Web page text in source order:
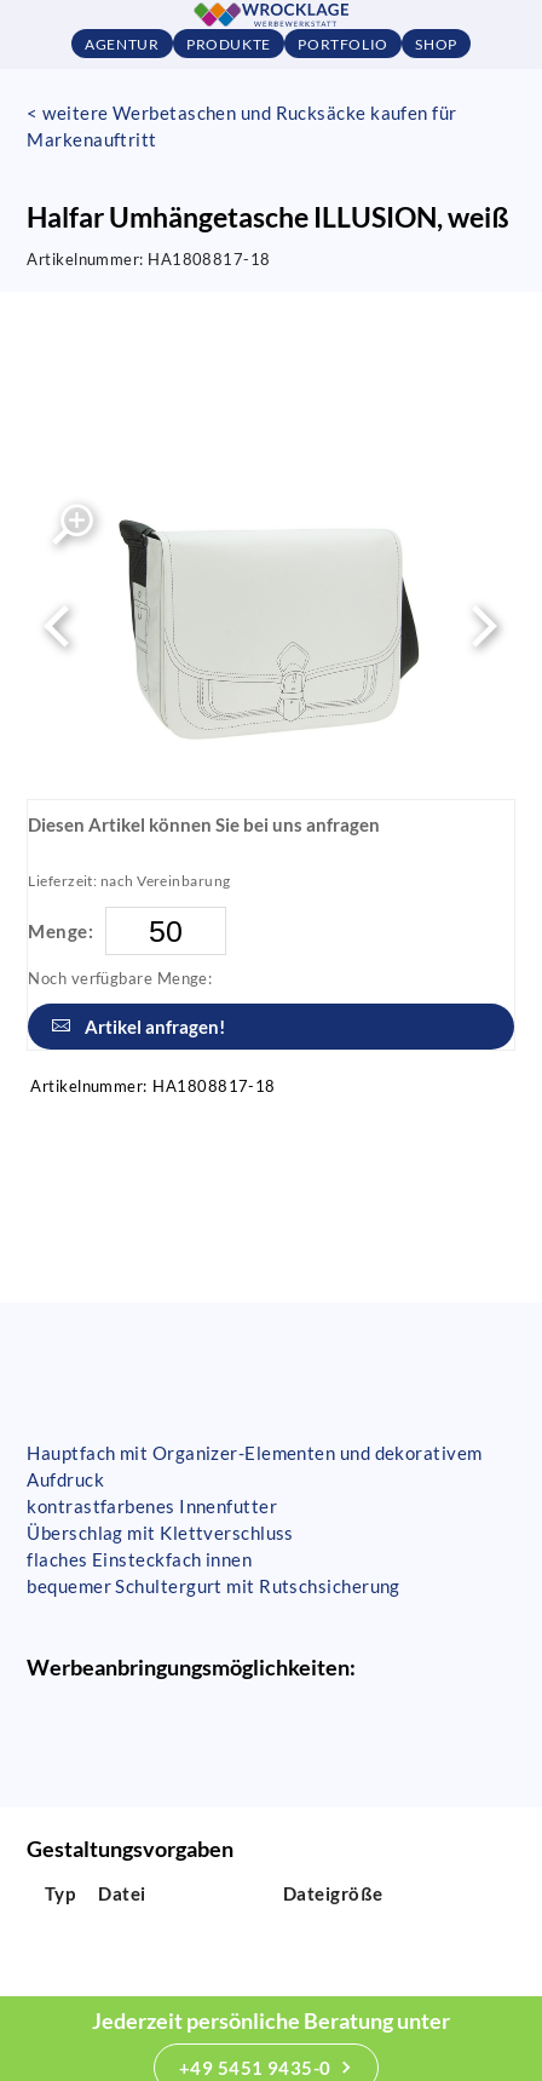
AGENTUR PRODUKTE PORTFOLIO SHOP
< weitere Werbetaschen und Rucksäcke kaufen für
Markenauftritt
Halfar Umhängetasche ILLUSION, weiß
Artikelnummer: HA1808817-18
Diesen Artikel können Sie bei uns anfragen
Lieferzeit: nach Vereinbarung
Menge:
Noch verfügbare Menge:
Artikel anfragen!
Artikelnummer: HA1808817-18
Hauptfach mit Organizer-Elementen und dekorativem
Aufdruck
kontrastfarbenes Innenfutter
Überschlag mit Klettverschluss
flaches Einsteckfach innen
bequemer Schultergurt mit Rutschsicherung
Werbeanbringungsmöglichkeiten:
Gestaltungsvorgaben
Typ Datei Dateigröße
Jederzeit persönliche Beratung unter
+49 5451 9435-0